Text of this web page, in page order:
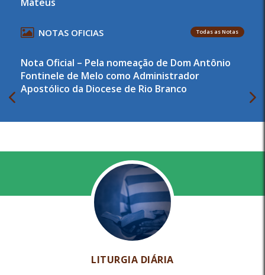
NOTAS OFICIAS Todas as Notas
Nota Oficial – Pela nomeação de Dom Antônio
Fontinele de Melo como Administrador
Apostólico da Diocese de Rio Branco
LITURGIA DIÁRIA